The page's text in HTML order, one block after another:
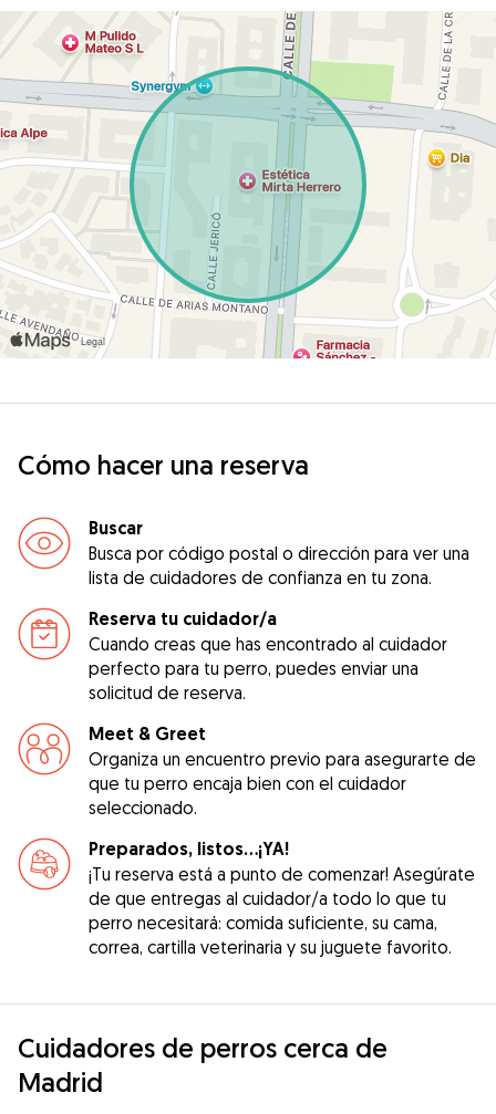
Cómo hacer una reserva
Buscar
Busca por código postal o dirección para ver una
lista de cuidadores de confianza en tu zona.
Reserva tu cuidador/a
Cuando creas que has encontrado al cuidador
perfecto para tu perro, puedes enviar una
solicitud de reserva.
Meet & Greet
Organiza un encuentro previo para asegurarte de
que tu perro encaja bien con el cuidador
seleccionado.
Preparados, listos...¡YA!
¡Tu reserva está a punto de comenzar! Asegúrate
de que entregas al cuidador/a todo lo que tu
perro necesitará: comida suficiente, su cama,
correa, cartilla veterinaria y su juguete favorito.
Cuidadores de perros cerca de
Madrid